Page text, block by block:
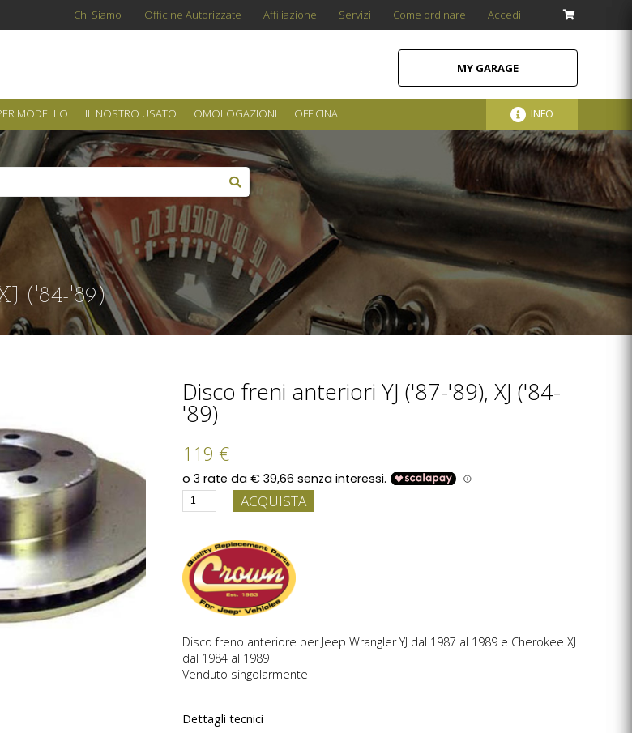
Chi Siamo Officine Autorizzate Affiliazione Servizi Come ordinare Accedi
MY GARAGE
MODELLO IL NOSTRO USATO OMOLOGAZIONI OFFICINA INFO
('84-'89)
Disco freni anteriori YJ ('87-'89), XJ ('84-
'89)
119 €
ACQUISTA
Disco freno anteriore per Jeep Wrangler YJ dal 1987 al 1989 e Cherokee XJ
dal 1984 al 1989
Venduto singolarmente
Dettagli tecnici